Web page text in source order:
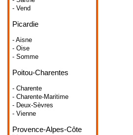
- Vend
Picardie
- Aisne
- Oise
- Somme
Poitou-Charentes
- Charente
- Charente-Maritime
- Deux-Sèvres
- Vienne
Provence-Alpes-Côte